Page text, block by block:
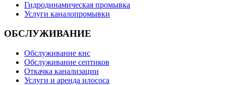
Гидродинамическая промывка
Услуги каналопромывки
ОБСЛУЖИВАНИЕ
Обслуживание кнс
Обслуживание септиков
Откачка канализации
Услуги и аренда илососа